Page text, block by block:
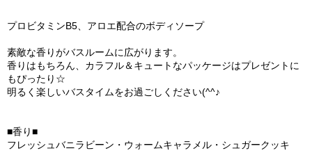
プロビタミンB5、アロエ配合のボディソープ
素敵な香りがバスルームに広がります。
香りはもちろん、カラフル＆キュートなパッケージはプレゼントに
もぴったり☆
明るく楽しいバスタイムをお過ごしください(^^♪
■香り■
フレッシュバニラビーン・ウォームキャラメル・シュガークッキ